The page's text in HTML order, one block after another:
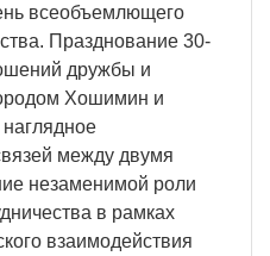
всеобъемлющего
Празднование 30-
дружбы и
Хошимин и
между двумя
незаменимой роли
в рамках
взаимодействия